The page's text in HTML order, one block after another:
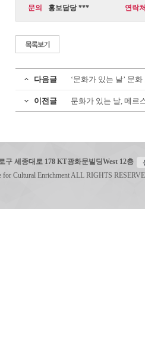
문의 홍보담당 *** 연락
다음글 ‘문화가 있는 날’ 문
이전글 문화가 있는 날, 메르
구 세종대로 178 KT광화문빌딩West 12층
for Cultural Enrichment ALL RIGHTS